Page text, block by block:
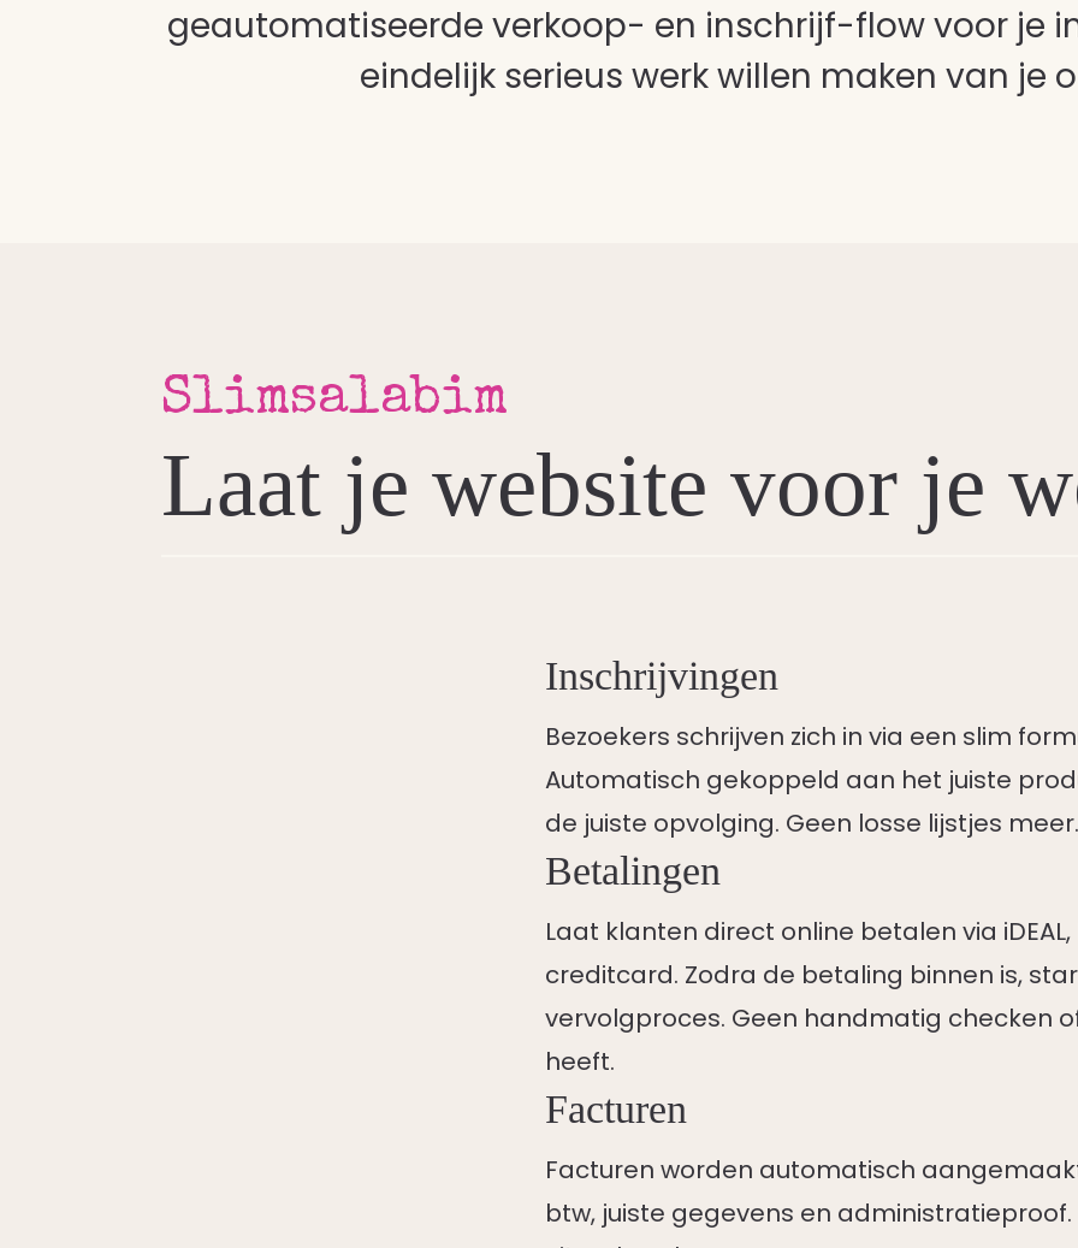
geautomatiseerde verkoop- en inschrijf-flow voor je
eindelijk serieus werk willen maken van je
Slimsalabim
Laat je website voor je
Inschrijvingen
Bezoekers schrijven zich in via een slim
Automatisch gekoppeld aan het juiste
de juiste opvolging. Geen losse lijstjes
Betalingen
Laat klanten direct online betalen via
creditcard. Zodra de betaling binnen is,
vervolgproces. Geen handmatig checken
heeft.
Facturen
Facturen worden automatisch
btw, juiste gegevens en